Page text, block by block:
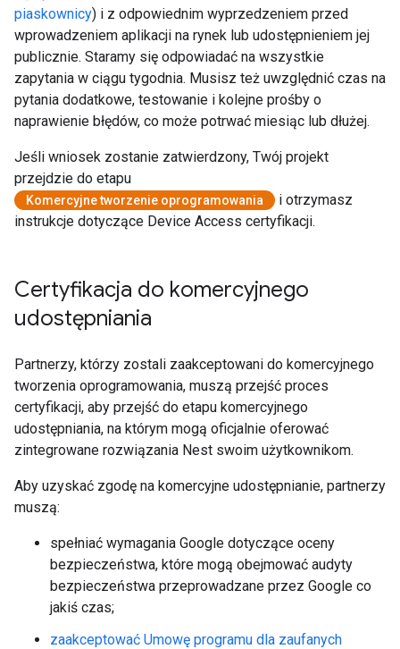
piaskownicy) i z odpowiednim wyprzedzeniem przed
wprowadzeniem aplikacji na rynek lub udostępnieniem jej
publicznie. Staramy się odpowiadać na wszystkie
zapytania w ciągu tygodnia. Musisz też uwzględnić czas na
pytania dodatkowe, testowanie i kolejne prośby o
naprawienie błędów, co może potrwać miesiąc lub dłużej.
Jeśli wniosek zostanie zatwierdzony, Twój projekt
przejdzie do etapu
Komercyjne tworzenie oprogramowania
i otrzymasz
instrukcje dotyczące Device Access certyfikacji.
Certyfikacja do komercyjnego
udostępniania
Partnerzy, którzy zostali zaakceptowani do komercyjnego
tworzenia oprogramowania, muszą przejść proces
certyfikacji, aby przejść do etapu komercyjnego
udostępniania, na którym mogą oficjalnie oferować
zintegrowane rozwiązania Nest swoim użytkownikom.
Aby uzyskać zgodę na komercyjne udostępnianie, partnerzy
muszą:
spełniać wymagania Google dotyczące oceny
bezpieczeństwa, które mogą obejmować audyty
bezpieczeństwa przeprowadzane przez Google co
jakiś czas;
zaakceptować Umowę programu dla zaufanych